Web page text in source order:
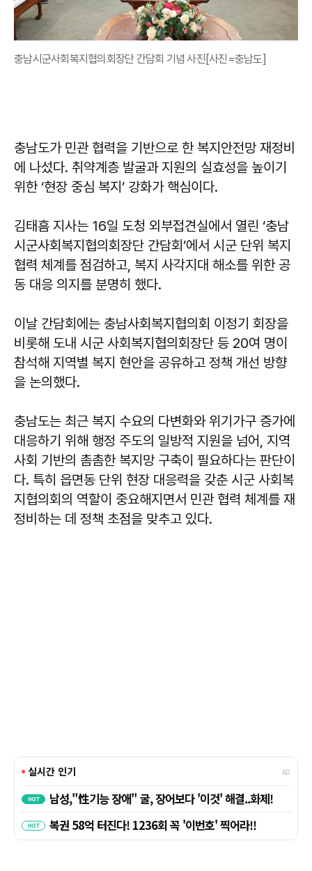
충남시군사회복지협의회장단 간담회 기념 사진[사진=충남도]
충남도가 민관 협력을 기반으로 한 복지안전망 재정비
에 나섰다. 취약계층 발굴과 지원의 실효성을 높이기
위한 ‘현장 중심 복지’ 강화가 핵심이다.
김태흠 지사는 16일 도청 외부접견실에서 열린 ‘충남
시군사회복지협의회장단 간담회’에서 시군 단위 복지
협력 체계를 점검하고, 복지 사각지대 해소를 위한 공
동 대응 의지를 분명히 했다.
이날 간담회에는 충남사회복지협의회 이정기 회장을
비롯해 도내 시군 사회복지협의회장단 등 20여 명이
참석해 지역별 복지 현안을 공유하고 정책 개선 방향
을 논의했다.
충남도는 최근 복지 수요의 다변화와 위기가구 증가에
대응하기 위해 행정 주도의 일방적 지원을 넘어, 지역
사회 기반의 촘촘한 복지망 구축이 필요하다는 판단이
다. 특히 읍면동 단위 현장 대응력을 갖춘 시군 사회복
지협의회의 역할이 중요해지면서 민관 협력 체계를 재
정비하는 데 정책 초점을 맞추고 있다.